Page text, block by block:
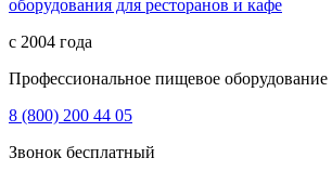
с 2004 года
Профессиональное пищевое оборудование
8 (800) 200 44 05
Звонок бесплатный